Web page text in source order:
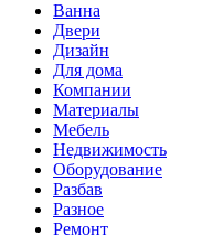
Ванна
Двери
Дизайн
Для дома
Компании
Материалы
Мебель
Недвижимость
Оборудование
Разбав
Разное
Ремонт